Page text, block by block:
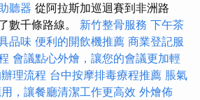
聽器 從阿拉斯加巡迴賽到非洲路
數千條路線。 新竹整骨服務 下午茶
品味 便利的開飲機推薦 商業登記服
會議點心外燴，讓您的會議更加輕
理流程 台中按摩排毒療程推薦 脹氣
，讓餐廳清潔工作更高效 外燴佈